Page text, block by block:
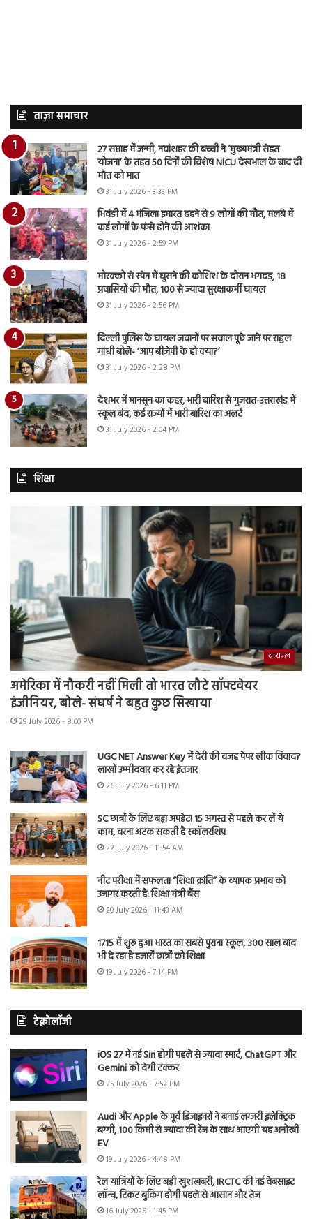
ताज़ा समाचार
27 सप्ताह में जन्मी, नवांशहर की बच्ची ने ‘मुख्यमंत्री सेहत
योजना’ के तहत 50 दिनों की विशेष NICU देखभाल के बाद दी
मौत को मात
31 July 2026 - 3:33 PM
भिवंडी में 4 मंजिला इमारत ढहने से 9 लोगों की मौत, मलबे में
कई लोगों के फंसे होने की आशंका
31 July 2026 - 2:59 PM
मोरक्को से स्पेन में घुसने की कोशिश के दौरान भगदड़, 18
प्रवासियों की मौत, 100 से ज्यादा सुरक्षाकर्मी घायल
31 July 2026 - 2:56 PM
दिल्ली पुलिस के घायल जवानों पर सवाल पूछे जाने पर राहुल
गांधी बोले- ‘आप बीजेपी के हो क्या?’
31 July 2026 - 2:28 PM
देशभर में मानसून का कहर, भारी बारिश से गुजरात-उत्तराखंड में
स्कूल बंद, कई राज्यों में भारी बारिश का अलर्ट
31 July 2026 - 2:04 PM
शिक्षा
वायरल
अमेरिका में नौकरी नहीं मिली तो भारत लौटे सॉफ्टवेयर
इंजीनियर, बोले- संघर्ष ने बहुत कुछ सिखाया
29 July 2026 - 8:00 PM
UGC NET Answer Key में देरी की वजह पेपर लीक विवाद?
लाखों उम्मीदवार कर रहे इंतजार
26 July 2026 - 6:11 PM
SC छात्रों के लिए बड़ा अपडेट! 15 अगस्त से पहले कर लें ये
काम, वरना अटक सकती है स्कॉलरशिप
22 July 2026 - 11:54 AM
नीट परीक्षा में सफलता “शिक्षा क्रांति” के व्यापक प्रभाव को
उजागर करती है: शिक्षा मंत्री बैंस
20 July 2026 - 11:43 AM
1715 में शुरू हुआ भारत का सबसे पुराना स्कूल, 300 साल बाद
भी दे रहा है हजारों छात्रों को शिक्षा
19 July 2026 - 7:14 PM
टेक्नोलॉजी
iOS 27 में नई Siri होगी पहले से ज्यादा स्मार्ट, ChatGPT और
Gemini को देगी टक्कर
25 July 2026 - 7:52 PM
Audi और Apple के पूर्व डिजाइनरों ने बनाई लग्जरी इलेक्ट्रिक
बग्गी, 100 किमी से ज्यादा की रेंज के साथ आएगी यह अनोखी
EV
19 July 2026 - 4:48 PM
रेल यात्रियों के लिए बड़ी खुशखबरी, IRCTC की नई वेबसाइट
लॉन्च, टिकट बुकिंग होगी पहले से आसान और तेज
16 July 2026 - 1:45 PM